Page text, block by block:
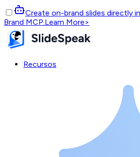
Create on-brand slides directly
Brand MCP.Learn More>
Recursos